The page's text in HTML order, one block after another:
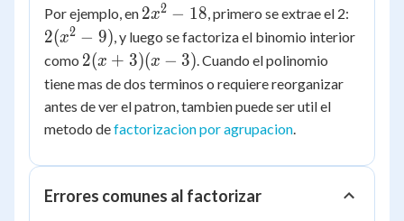
Por ejemplo, en 2x^2
- 18
2x2 − 18 , primero se extrae el 2:
9)
2(x2 − 9) , y luego se factoriza el binomio interior
como 2(x+3)
(x-3)
2(x + 3)(x − 3) . Cuando el polinomio
tiene mas de dos terminos o requiere reorganizar
antes de ver el patron, tambien puede ser util el
metodo defactorizacion por agrupacion
Errores comunes al factorizar